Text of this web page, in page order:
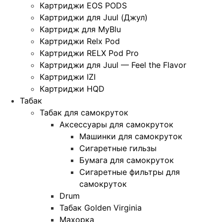
Картриджи EOS PODS
Картриджи для Juul (Джул)
Картридж для MyBlu
Картриджи Relx Pod
Картриджи RELX Pod Pro
Картриджи для Juul — Feel the Flavor
Картриджи IZI
Картриджи HQD
Табак
Табак для самокруток
Аксессуары для самокруток
Машинки для самокруток
Сигаретные гильзы
Бумага для самокруток
Сигаретные фильтры для
самокруток
Drum
Табак Golden Virginia
Махорка